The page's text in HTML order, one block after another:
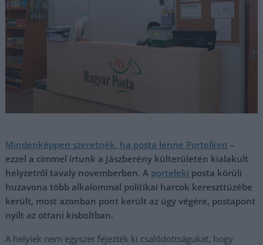
Mindenképpen szeretnék, ha posta lenne Portelken –
ezzel a címmel írtunk a Jászberény külterületén kialakult
helyzetről tavaly novemberben. A porteleki posta körüli
huzavona több alkalommal politikai harcok kereszttüzébe
került, most azonban pont került az ügy végére, postapont
nyílt az ottani kisboltban.
A helyiek nem egyszer fejezték ki csalódottságukat, hogy